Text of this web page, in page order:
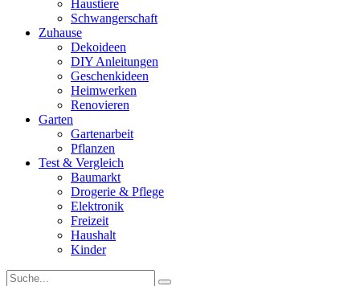
Haustiere
Schwangerschaft
Zuhause
Dekoideen
DIY Anleitungen
Geschenkideen
Heimwerken
Renovieren
Garten
Gartenarbeit
Pflanzen
Test & Vergleich
Baumarkt
Drogerie & Pflege
Elektronik
Freizeit
Haushalt
Kinder